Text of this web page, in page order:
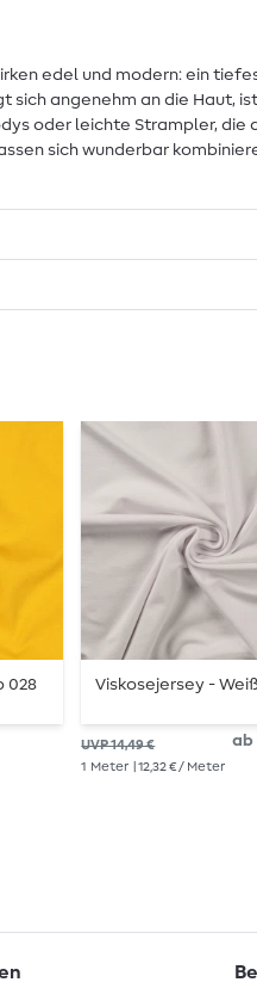
edel und modern: ein
angenehm an die Haut,
oder leichte Strampler,
sich wunderbar
028 Viskosejersey -
UVP 14,49 € ab
1 Meter | 12,32 € / Meter